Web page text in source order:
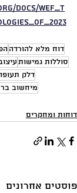
docs/WEF_T
דוח מלא להורדה
סוללות גמישות
דלק
מיחשוב
דוחות ומחקרים
פוסטים אחרונים